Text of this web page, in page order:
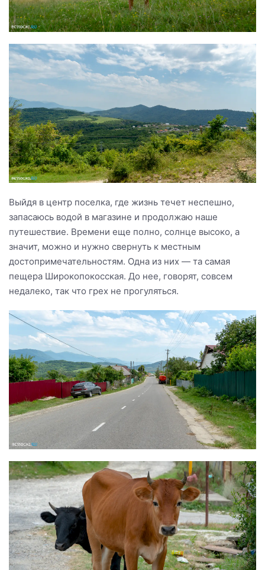
Выйдя в центр поселка, где жизнь течет неспешно,
запасаюсь водой в магазине и продолжаю наше
путешествие. Времени еще полно, солнце высоко, а
значит, можно и нужно свернуть к местным
достопримечательностям. Одна из них — та самая
пещера Широкопокосская. До нее, говорят, совсем
недалеко, так что грех не прогуляться.